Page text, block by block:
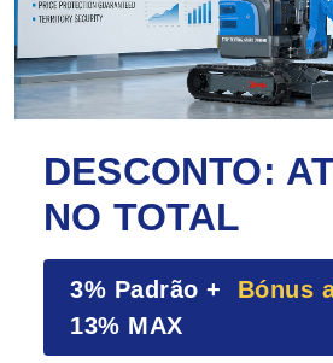
DESCONTO:
NO TOTAL
3% Padrão + Bónus
13% MAX